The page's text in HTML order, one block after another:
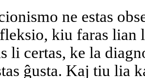
ne estas
kiu faras lian
li certas, ke la
ĝusta. Kaj tiu lia